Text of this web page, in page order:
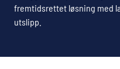
fremtidsrettet løsning med
utslipp.